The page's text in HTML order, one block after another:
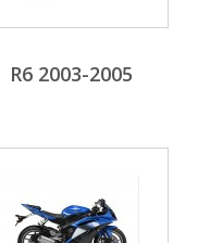
R6 2003-2005